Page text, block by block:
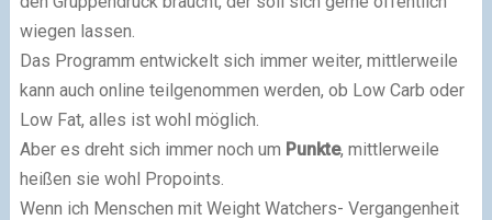
wiegen lassen.
Das Programm entwickelt sich immer weiter, mittlerweile
kann auch online teilgenommen werden, ob Low Carb oder
Low Fat, alles ist wohl möglich.
Aber es dreht sich immer noch um Punkte, mittlerweile
heißen sie wohl Propoints.
Wenn ich Menschen mit Weight Watchers- Vergangenheit